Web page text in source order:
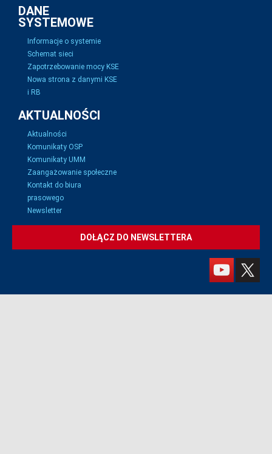
DANE
SYSTEMOWE
Informacje o systemie
Schemat sieci
Zapotrzebowanie mocy KSE
Nowa strona z danymi KSE
i RB
AKTUALNOŚCI
Aktualności
Komunikaty OSP
Komunikaty UMM
Zaangażowanie społeczne
Kontakt do biura
prasowego
Newsletter
DOŁĄCZ DO NEWSLETTERA